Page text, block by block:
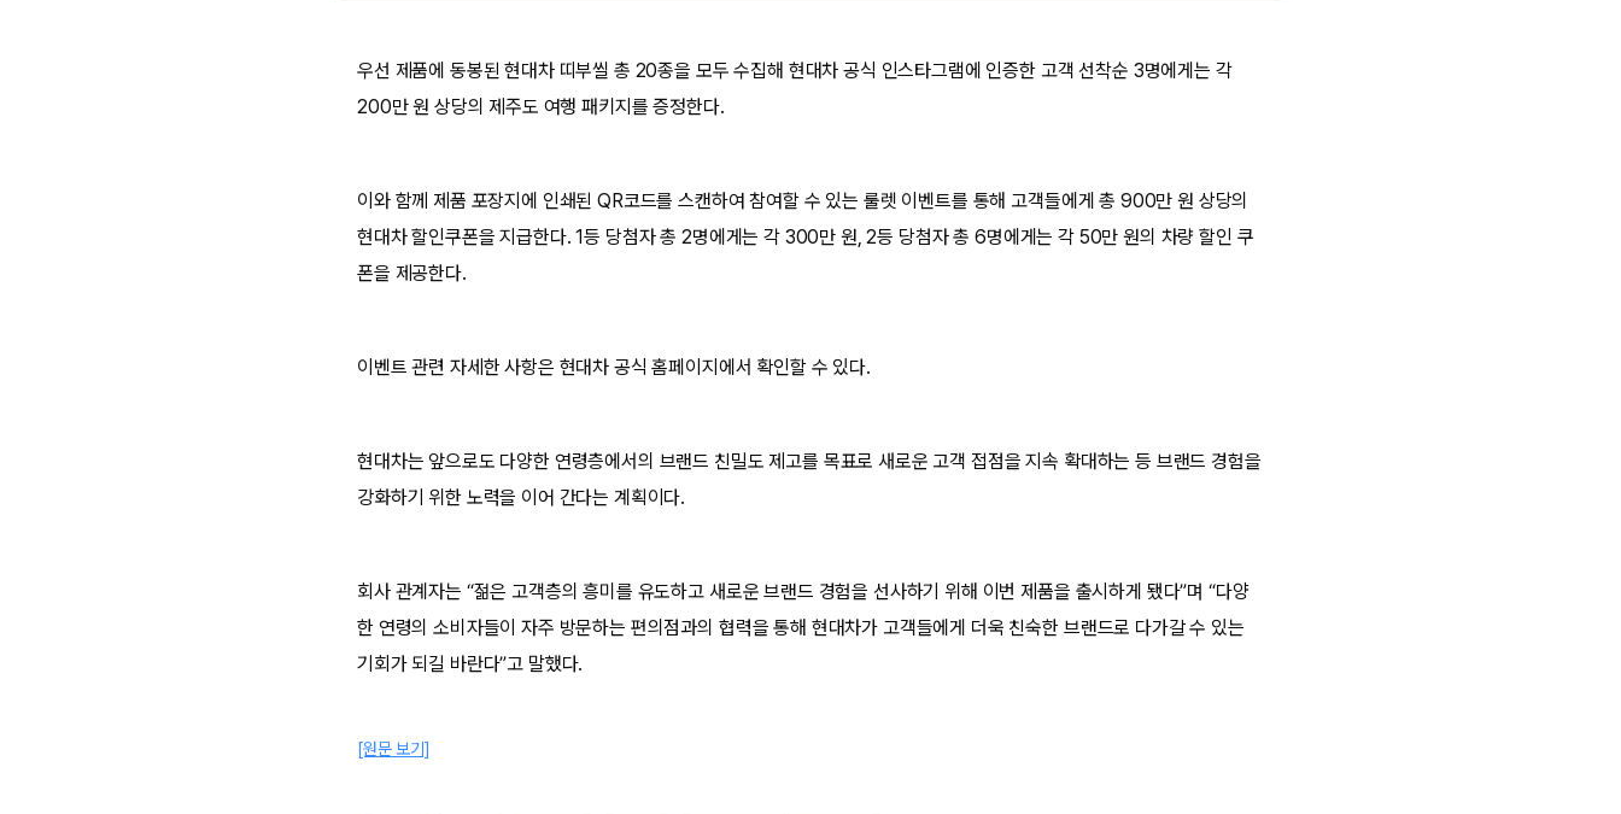
우선 제품에 동봉된 현대차 띠부씰 총 20종을 모두 수집해 현대차 공식 인스타그램에 인증한 고객 선착순 3명에게는 각
200만 원 상당의 제주도 여행 패키지를 증정한다.
이와 함께 제품 포장지에 인쇄된 QR코드를 스캔하여 참여할 수 있는 룰렛 이벤트를 통해 고객들에게 총 900만 원 상당의
현대차 할인쿠폰을 지급한다. 1등 당첨자 총 2명에게는 각 300만 원, 2등 당첨자 총 6명에게는 각 50만 원의 차량 할인 쿠
폰을 제공한다.
이벤트 관련 자세한 사항은 현대차 공식 홈페이지에서 확인할 수 있다.
현대차는 앞으로도 다양한 연령층에서의 브랜드 친밀도 제고를 목표로 새로운 고객 접점을 지속 확대하는 등 브랜드 경험을
강화하기 위한 노력을 이어 간다는 계획이다.
회사 관계자는 “젊은 고객층의 흥미를 유도하고 새로운 브랜드 경험을 선사하기 위해 이번 제품을 출시하게 됐다”며 “다양
한 연령의 소비자들이 자주 방문하는 편의점과의 협력을 통해 현대차가 고객들에게 더욱 친숙한 브랜드로 다가갈 수 있는
기회가 되길 바란다”고 말했다.
[원문 보기]